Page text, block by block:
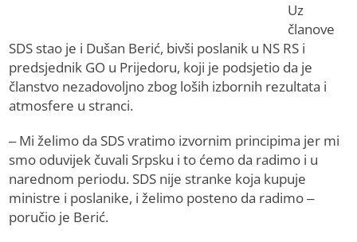
Uz
članove
SDS stao je i Dušan Berić, bivši poslanik u NS RS i
predsjednik GO u Prijedoru, koji je podsjetio da je
članstvo nezadovoljno zbog loših izbornih rezultata i
atmosfere u stranci.
– Mi želimo da SDS vratimo izvornim principima jer mi
smo oduvijek čuvali Srpsku i to ćemo da radimo i u
narednom periodu. SDS nije stranke koja kupuje
ministre i poslanike, i želimo posteno da radimo –
poručio je Berić.